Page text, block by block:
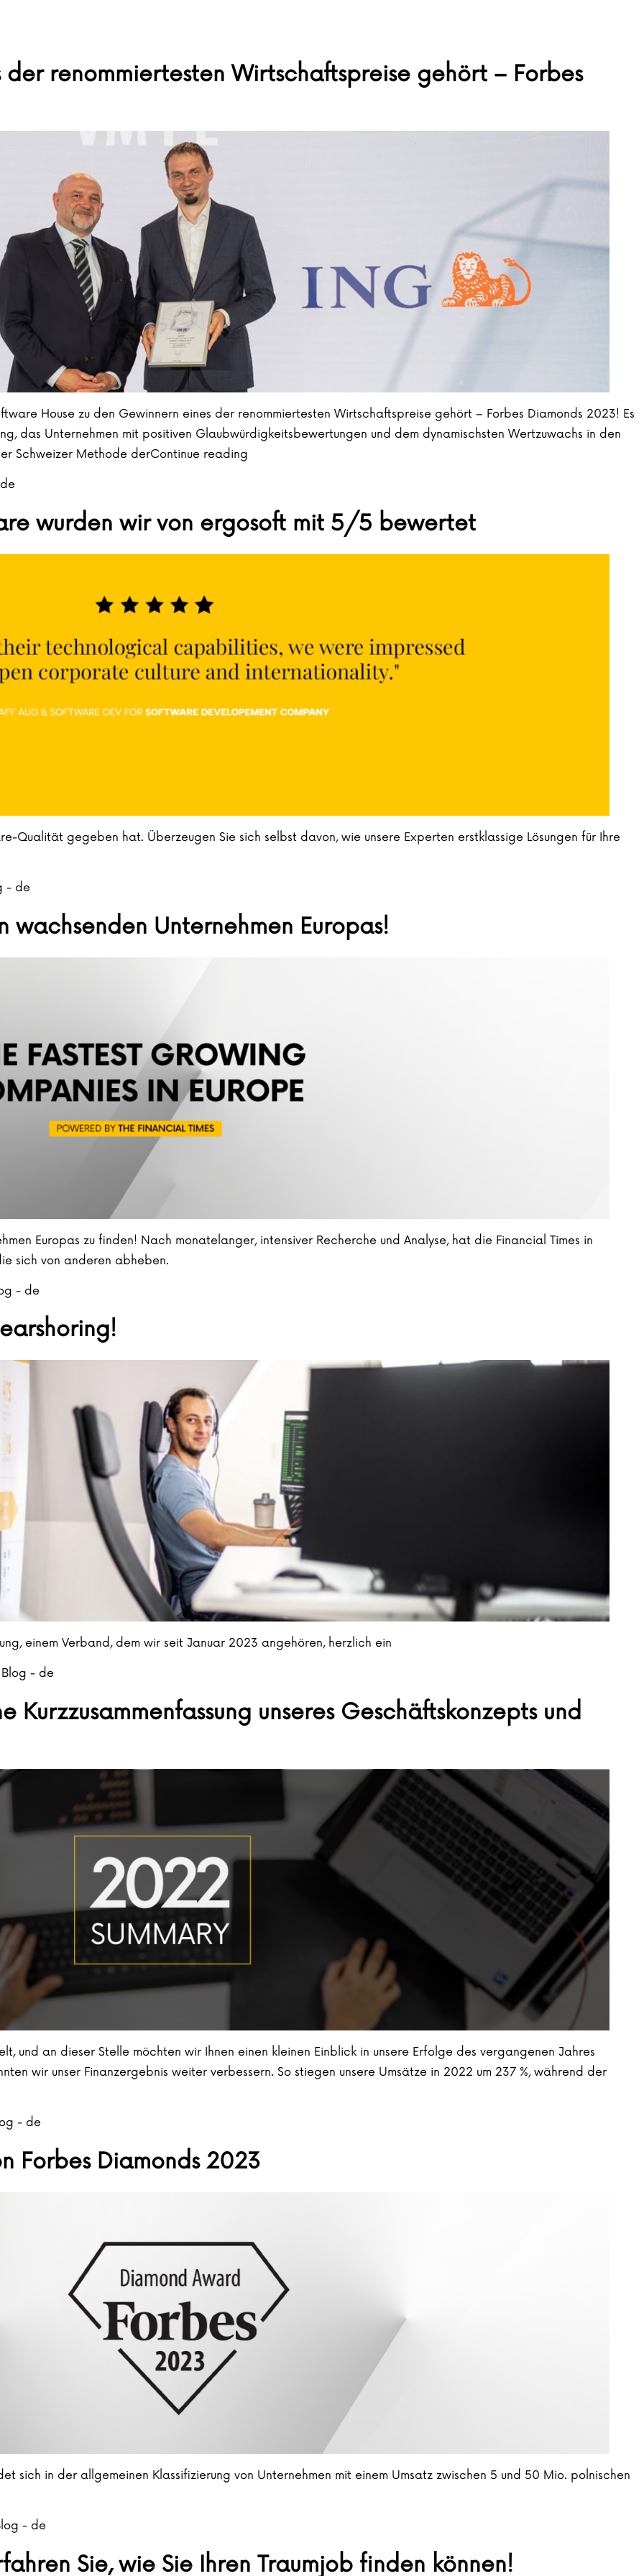
der renommiertesten Wirtschaftspreise gehört – Forbes
House zu den Gewinnern eines der renommiertesten Wirtschaftspreise gehört – Forbes Diamonds 2023! Es
das Unternehmen mit positiven Glaubwürdigkeitsbewertungen und dem dynamischsten Wertzuwachs in den
Schweizer Methode derContinue reading
wurden wir von ergosoft mit 5/5 bewertet
Qualität gegeben hat. Überzeugen Sie sich selbst davon, wie unsere Experten erstklassige Lösungen für Ihre
- de
wachsenden Unternehmen Europas!
Europas zu finden! Nach monatelanger, intensiver Recherche und Analyse, hat die Financial Times in
sich von anderen abheben.
- de
einem Verband, dem wir seit Januar 2023 angehören, herzlich ein
Blog - de
Kurzzusammenfassung unseres Geschäftskonzepts und
und an dieser Stelle möchten wir Ihnen einen kleinen Einblick in unsere Erfolge des vergangenen Jahres
wir unser Finanzergebnis weiter verbessern. So stiegen unsere Umsätze in 2022 um 237 %, während der
- de
Forbes Diamonds 2023
sich in der allgemeinen Klassifizierung von Unternehmen mit einem Umsatz zwischen 5 und 50 Mio. polnischen
- de
Sie, wie Sie Ihren Traumjob finden können!